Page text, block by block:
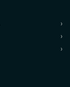
›
›
›